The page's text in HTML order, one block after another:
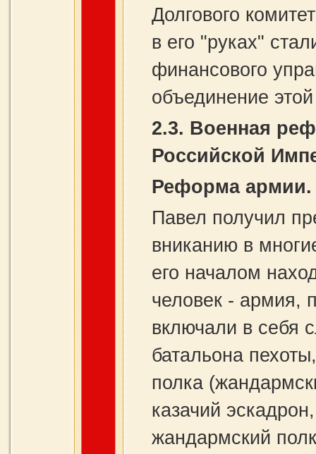
Долгового
в его "руках"
финансового
объединение
2.3. Военная
Российской
Реформа армии.
Павел получил
вниканию в
его началом
человек - армия,
включали в себя
батальона
полка
казачий
жандармский